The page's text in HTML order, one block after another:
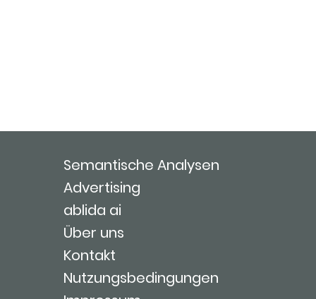
Semantische Analysen
Advertising
ablida ai
Über uns
Kontakt
Nutzungsbedingungen